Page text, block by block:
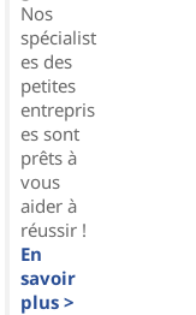
Nos
spécialist
es des
petites
entrepris
es sont
prêts à
vous
aider à
réussir !
En
savoir
plus >